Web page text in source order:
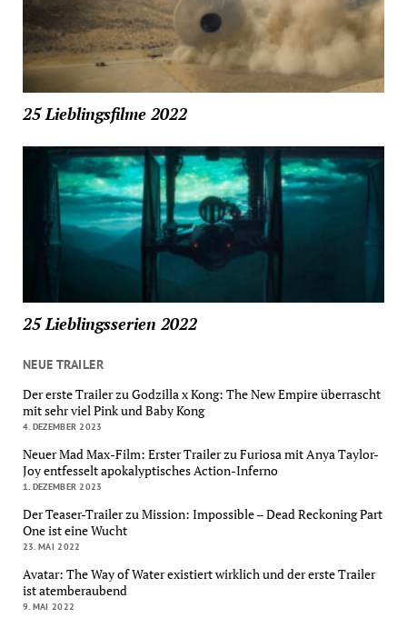
25 Lieblingsfilme 2022
25 Lieblingsserien 2022
NEUE TRAILER
Der erste Trailer zu Godzilla x Kong: The New Empire überrascht
mit sehr viel Pink und Baby Kong
4. DEZEMBER 2023
Neuer Mad Max-Film: Erster Trailer zu Furiosa mit Anya Taylor-
Joy entfesselt apokalyptisches Action-Inferno
1. DEZEMBER 2023
Der Teaser-Trailer zu Mission: Impossible – Dead Reckoning Part
One ist eine Wucht
23. MAI 2022
Avatar: The Way of Water existiert wirklich und der erste Trailer
ist atemberaubend
9. MAI 2022